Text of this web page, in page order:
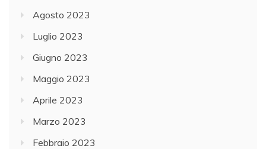
Agosto 2023
Luglio 2023
Giugno 2023
Maggio 2023
Aprile 2023
Marzo 2023
Febbraio 2023